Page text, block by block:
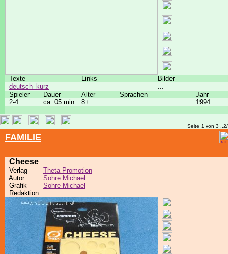
Texte Links
Bilder
deutsch_kurz
...
Spieler
Dauer Alter Sprachen
Jahr
2-4
ca. 05 min 8+ 1994
Seite 1 von 3
FAMILIE
Cheese
Verlag
Theta Promotion
Autor
Sohre Michael
Grafik
Sohre Michael
Redaktion